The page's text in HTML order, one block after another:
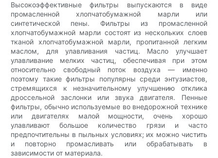
Высокоэффективные фильтры выпускаются в виде
промасленной хлопчатобумажной марли или
синтетической пены. Фильтры из промасленной
хлопчатобумажной марли состоят из нескольких слоев
тканой хлопчатобумажной марли, пропитанной легким
маслом, для улавливания частиц. Масло улучшает
улавливание мелких частиц, обеспечивая при этом
относительно свободный поток воздуха — именно
поэтому такие фильтры популярны среди энтузиастов,
стремящихся к незначительному улучшению отклика
дроссельной заслонки или звука двигателя. Пенные
фильтры, обычно используемые во внедорожной технике
или двигателях малой мощности, очень хорошо
улавливают большое количество грязи и часто
предпочтительны в пыльных условиях; их можно чистить
и повторно промасливать или обрабатывать в
зависимости от материала.